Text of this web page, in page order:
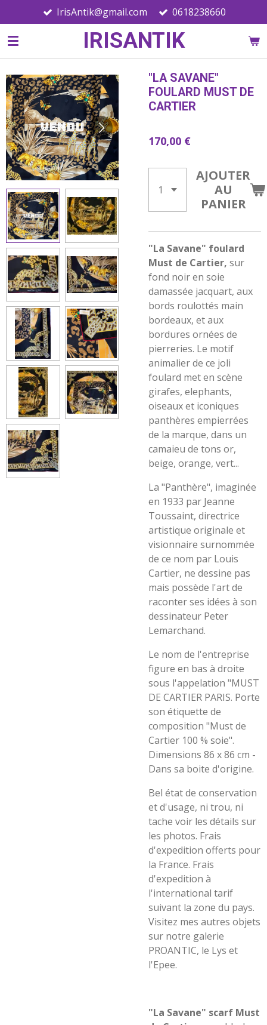
au
contenu
IRISANTIK
IrisAntik@gmail.com 0618238660
"LA SAVANE"
FOULARD MUST DE
CARTIER
170,00 €
AJOUTER
AU
PANIER
"La Savane" foulard
Must de Cartier, sur
fond noir en soie
damassée jacquart, aux
bords roulottés main
bordeaux, et aux
bordures ornées de
pierreries. Le motif
animalier de ce joli
foulard met en scène
girafes, elephants,
oiseaux et iconiques
panthères empierrées
de la marque, dans un
camaieu de tons or,
beige, orange, vert...
La "Panthère", imaginée
en 1933 par Jeanne
Toussaint, directrice
artistique originale et
visionnaire surnommée
de ce nom par Louis
Cartier, ne dessine pas
mais possède l'art de
raconter ses idées à son
dessinateur Peter
Lemarchand.
Le nom de l'entreprise
figure en bas à droite
sous l'appelation "MUST
DE CARTIER PARIS. Porte
son étiquette de
composition "Must de
Cartier 100 % soie".
Dimensions 86 x 86 cm -
Dans sa boite d'origine.
Bel état de conservation
et d'usage, ni trou, ni
tache voir les détails sur
les photos. Frais
d'expedition offerts pour
la France. Frais
d'expedition à
l'international tarif
suivant la zone du pays.
Visitez mes autres objets
sur notre galerie
PROANTIC, le Lys et
l'Epee.
"La Savane" scarf Must